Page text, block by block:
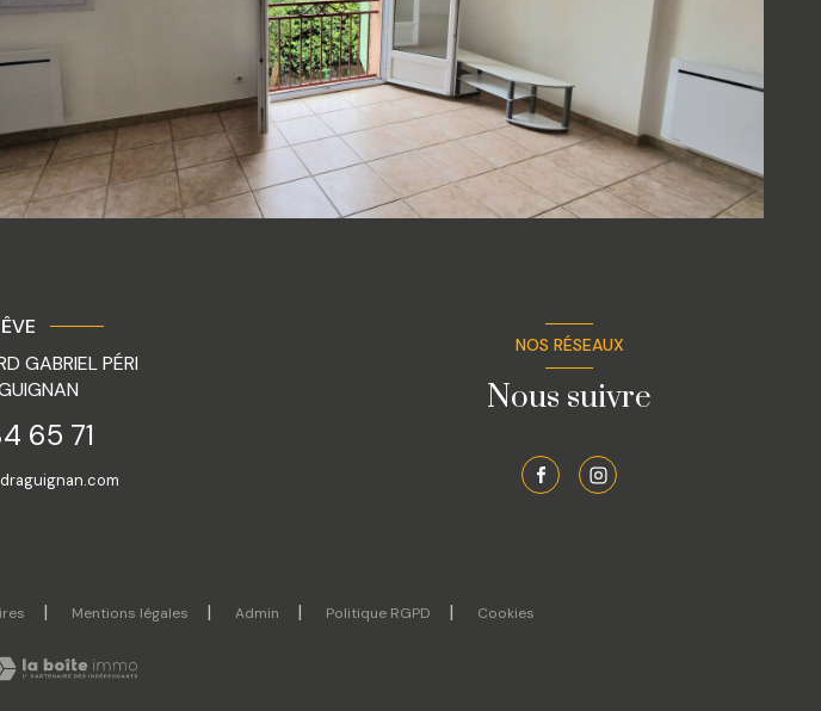
GABRIEL PÉRI
65 71
NOS RÉSEAUX
Nous suivre
Mentions légales Admin Politique RGPD Cookies